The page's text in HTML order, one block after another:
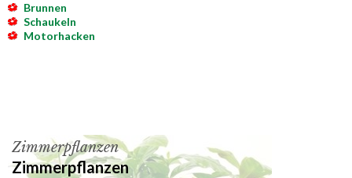
Brunnen
Schaukeln
Motorhacken
Zimmerpflanzen
Zimmerpflanzen